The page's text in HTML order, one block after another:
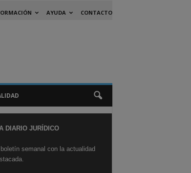
AYUDA CONTACTO
DIARIO JURÍDICO
semanal con la actualidad